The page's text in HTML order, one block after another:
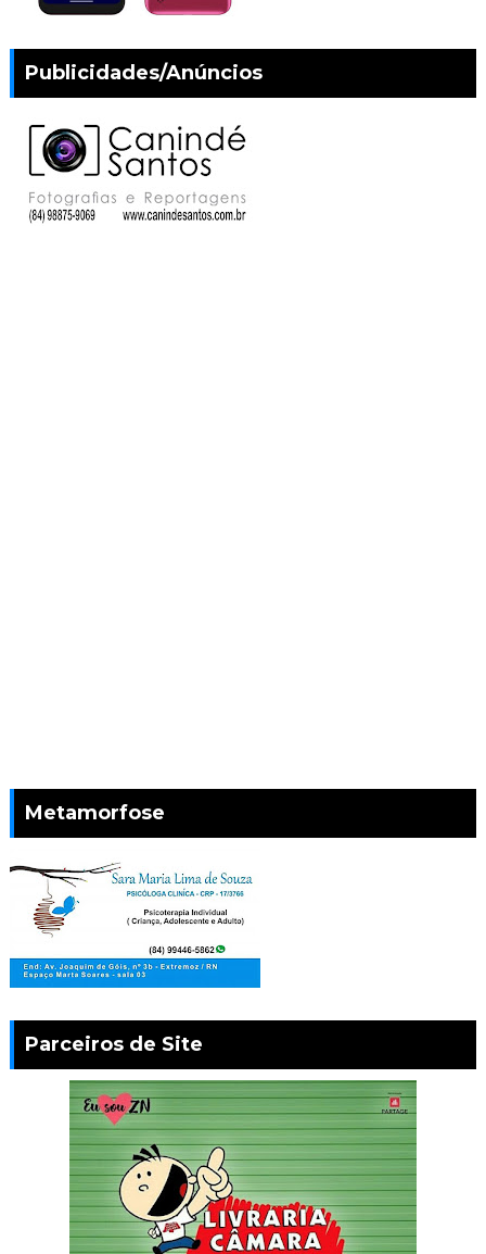
Publicidades/Anúncios
Metamorfose
Parceiros de Site